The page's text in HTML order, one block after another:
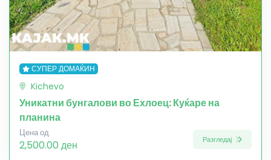
СУПЕР ДОМАЌИН
Kichevo
Уникатни бунгалови во Ехлоец: Куќаре на
планина
Цена од
2,500.00 ден Разгледај